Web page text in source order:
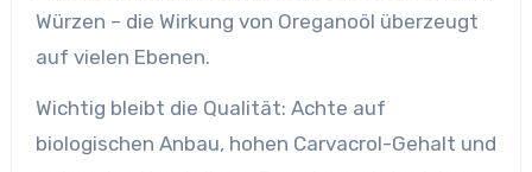
Würzen – die Wirkung von Oreganoöl überzeugt
auf vielen Ebenen.
Wichtig bleibt die Qualität: Achte auf
biologischen Anbau, hohen Carvacrol-Gehalt und